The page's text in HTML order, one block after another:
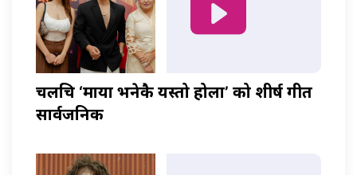
चलचित्र ‘माया भनेकै यस्तो होला’ को शीर्ष गीत
सार्वजनिक